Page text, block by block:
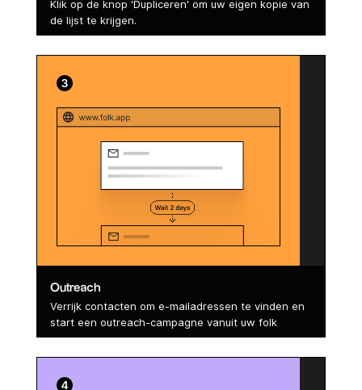
Klik op de knop 'Dupliceren' om uw eigen kopie van
de lijst te krijgen.
Outreach
Verrijk contacten om e-mailadressen te vinden en
start een outreach-campagne vanuit uw folk